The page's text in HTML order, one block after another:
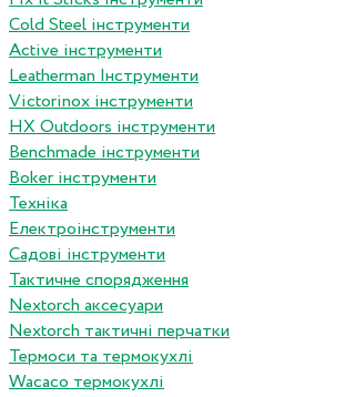
Сold Steel інструменти
Active інструменти
Leatherman Інструменти
Victorinox інструменти
HX Outdoors інструменти
Benchmade інструменти
Boker інструменти
Техніка
Електроінструменти
Садові інструменти
Тактичне спорядження
Nextorch аксесуари
Nextorch тактичні перчатки
Термоси та термокухлі
Wacaco термокухлі